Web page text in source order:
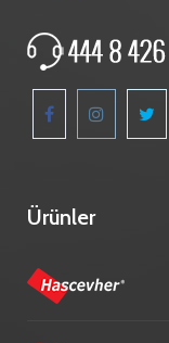
Ürünler